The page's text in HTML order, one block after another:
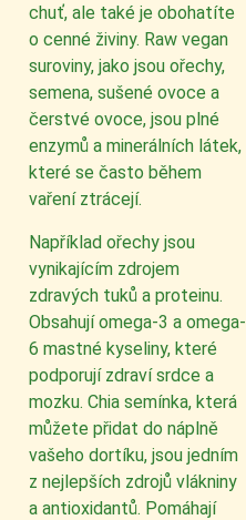
chuť, ale také je obohatíte
o cenné živiny. Raw vegan
suroviny, jako jsou ořechy,
semena, sušené ovoce a
čerstvé ovoce, jsou plné
enzymů a minerálních látek,
které se často během
vaření ztrácejí.
Například ořechy jsou
vynikajícím zdrojem
zdravých tuků a proteinu.
Obsahují omega-3 a omega-
6 mastné kyseliny, které
podporují zdraví srdce a
mozku. Chia semínka, která
můžete přidat do náplně
vašeho dortíku, jsou jedním
z nejlepších zdrojů vlákniny
a antioxidantů. Pomáhají